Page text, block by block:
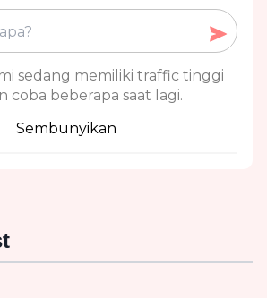
sedang memiliki traffic tinggi
coba beberapa saat lagi.
Sembunyikan